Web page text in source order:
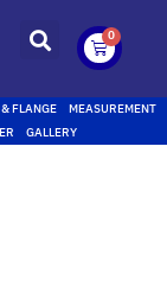
0
FLANGE
MEASUREMENT
GALLERY